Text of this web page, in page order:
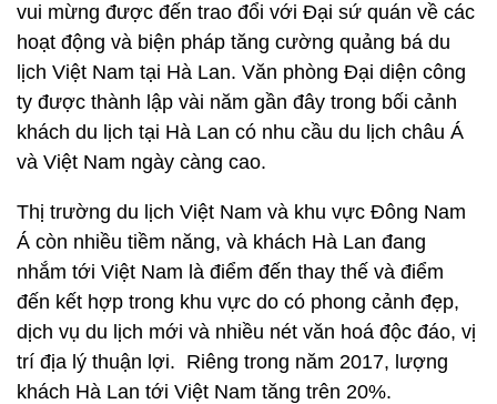
vui mừng được đến trao đổi với Đại sứ quán về các
hoạt động và biện pháp tăng cường quảng bá du
lịch Việt Nam tại Hà Lan. Văn phòng Đại diện công
ty được thành lập vài năm gần đây trong bối cảnh
khách du lịch tại Hà Lan có nhu cầu du lịch châu Á
và Việt Nam ngày càng cao.
Thị trường du lịch Việt Nam và khu vực Đông Nam
Á còn nhiều tiềm năng, và khách Hà Lan đang
nhắm tới Việt Nam là điểm đến thay thế và điểm
đến kết hợp trong khu vực do có phong cảnh đẹp,
dịch vụ du lịch mới và nhiều nét văn hoá độc đáo, vị
trí địa lý thuận lợi. Riêng trong năm 2017, lượng
khách Hà Lan tới Việt Nam tăng trên 20%.